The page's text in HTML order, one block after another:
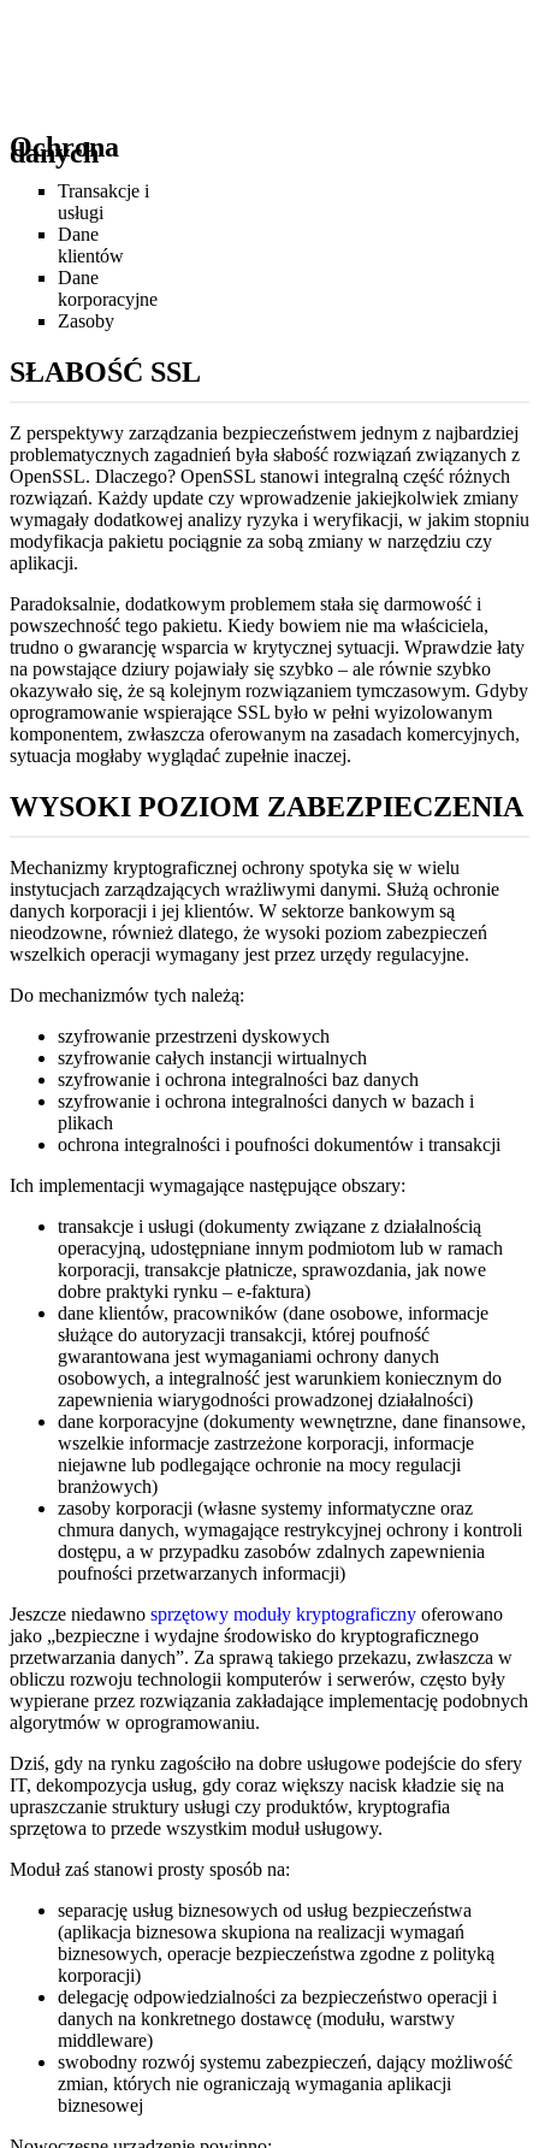
Ochrona
danych
Transakcje i
usługi
Dane
klientów
Dane
korporacyjne
Zasoby
SŁABOŚĆ SSL
Z perspektywy zarządzania bezpieczeństwem jednym z najbardziej
problematycznych zagadnień była słabość rozwiązań związanych z
OpenSSL. Dlaczego? OpenSSL stanowi integralną część różnych
rozwiązań. Każdy update czy wprowadzenie jakiejkolwiek zmiany
wymagały dodatkowej analizy ryzyka i weryfikacji, w jakim stopniu
modyfikacja pakietu pociągnie za sobą zmiany w narzędziu czy
aplikacji.
Paradoksalnie, dodatkowym problemem stała się darmowość i
powszechność tego pakietu. Kiedy bowiem nie ma właściciela,
trudno o gwarancję wsparcia w krytycznej sytuacji. Wprawdzie łaty
na powstające dziury pojawiały się szybko – ale równie szybko
okazywało się, że są kolejnym rozwiązaniem tymczasowym. Gdyby
oprogramowanie wspierające SSL było w pełni wyizolowanym
komponentem, zwłaszcza oferowanym na zasadach komercyjnych,
sytuacja mogłaby wyglądać zupełnie inaczej.
WYSOKI POZIOM ZABEZPIECZENIA
Mechanizmy kryptograficznej ochrony spotyka się w wielu
instytucjach zarządzających wrażliwymi danymi. Służą ochronie
danych korporacji i jej klientów. W sektorze bankowym są
nieodzowne, również dlatego, że wysoki poziom zabezpieczeń
wszelkich operacji wymagany jest przez urzędy regulacyjne.
Do mechanizmów tych należą:
szyfrowanie przestrzeni dyskowych
szyfrowanie całych instancji wirtualnych
szyfrowanie i ochrona integralności baz danych
szyfrowanie i ochrona integralności danych w bazach i
plikach
ochrona integralności i poufności dokumentów i transakcji
Ich implementacji wymagające następujące obszary:
transakcje i usługi (dokumenty związane z działalnością
operacyjną, udostępniane innym podmiotom lub w ramach
korporacji, transakcje płatnicze, sprawozdania, jak nowe
dobre praktyki rynku – e-faktura)
dane klientów, pracowników (dane osobowe, informacje
służące do autoryzacji transakcji, której poufność
gwarantowana jest wymaganiami ochrony danych
osobowych, a integralność jest warunkiem koniecznym do
zapewnienia wiarygodności prowadzonej działalności)
dane korporacyjne (dokumenty wewnętrzne, dane finansowe,
wszelkie informacje zastrzeżone korporacji, informacje
niejawne lub podlegające ochronie na mocy regulacji
branżowych)
zasoby korporacji (własne systemy informatyczne oraz
chmura danych, wymagające restrykcyjnej ochrony i kontroli
dostępu, a w przypadku zasobów zdalnych zapewnienia
poufności przetwarzanych informacji)
Jeszcze niedawno sprzętowy moduły kryptograficzny oferowano
jako „bezpieczne i wydajne środowisko do kryptograficznego
przetwarzania danych”. Za sprawą takiego przekazu, zwłaszcza w
obliczu rozwoju technologii komputerów i serwerów, często były
wypierane przez rozwiązania zakładające implementację podobnych
algorytmów w oprogramowaniu.
Dziś, gdy na rynku zagościło na dobre usługowe podejście do sfery
IT, dekompozycja usług, gdy coraz większy nacisk kładzie się na
upraszczanie struktury usługi czy produktów, kryptografia
sprzętowa to przede wszystkim moduł usługowy.
Moduł zaś stanowi prosty sposób na:
separację usług biznesowych od usług bezpieczeństwa
(aplikacja biznesowa skupiona na realizacji wymagań
biznesowych, operacje bezpieczeństwa zgodne z polityką
korporacji)
delegację odpowiedzialności za bezpieczeństwo operacji i
danych na konkretnego dostawcę (modułu, warstwy
middleware)
swobodny rozwój systemu zabezpieczeń, dający możliwość
zmian, których nie ograniczają wymagania aplikacji
biznesowej